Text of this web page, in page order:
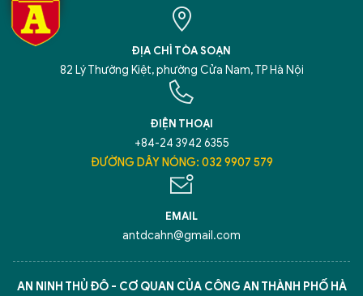
ĐỊA CHỈ TÒA SOẠN
82 Lý Thường Kiệt, phường Cửa Nam, TP Hà Nội
ĐIỆN THOẠI
+84-24 3942 6355
ĐƯỜNG DÂY NÓNG: 032 9907 579
EMAIL
antdcahn@gmail.com
AN NINH THỦ ĐÔ - CƠ QUAN CỦA CÔNG AN THÀNH PHỐ HÀ